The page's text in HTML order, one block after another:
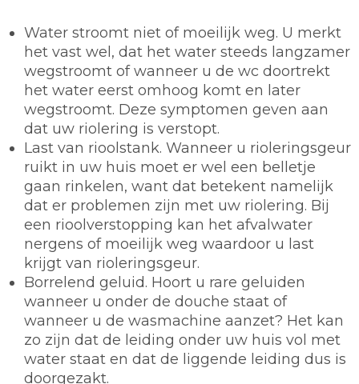
Water stroomt niet of moeilijk weg. U merkt
het vast wel, dat het water steeds langzamer
wegstroomt of wanneer u de wc doortrekt
het water eerst omhoog komt en later
wegstroomt. Deze symptomen geven aan
dat uw riolering is verstopt.
Last van rioolstank. Wanneer u rioleringsgeur
ruikt in uw huis moet er wel een belletje
gaan rinkelen, want dat betekent namelijk
dat er problemen zijn met uw riolering. Bij
een rioolverstopping kan het afvalwater
nergens of moeilijk weg waardoor u last
krijgt van rioleringsgeur.
Borrelend geluid. Hoort u rare geluiden
wanneer u onder de douche staat of
wanneer u de wasmachine aanzet? Het kan
zo zijn dat de leiding onder uw huis vol met
water staat en dat de liggende leiding dus is
doorgezakt.